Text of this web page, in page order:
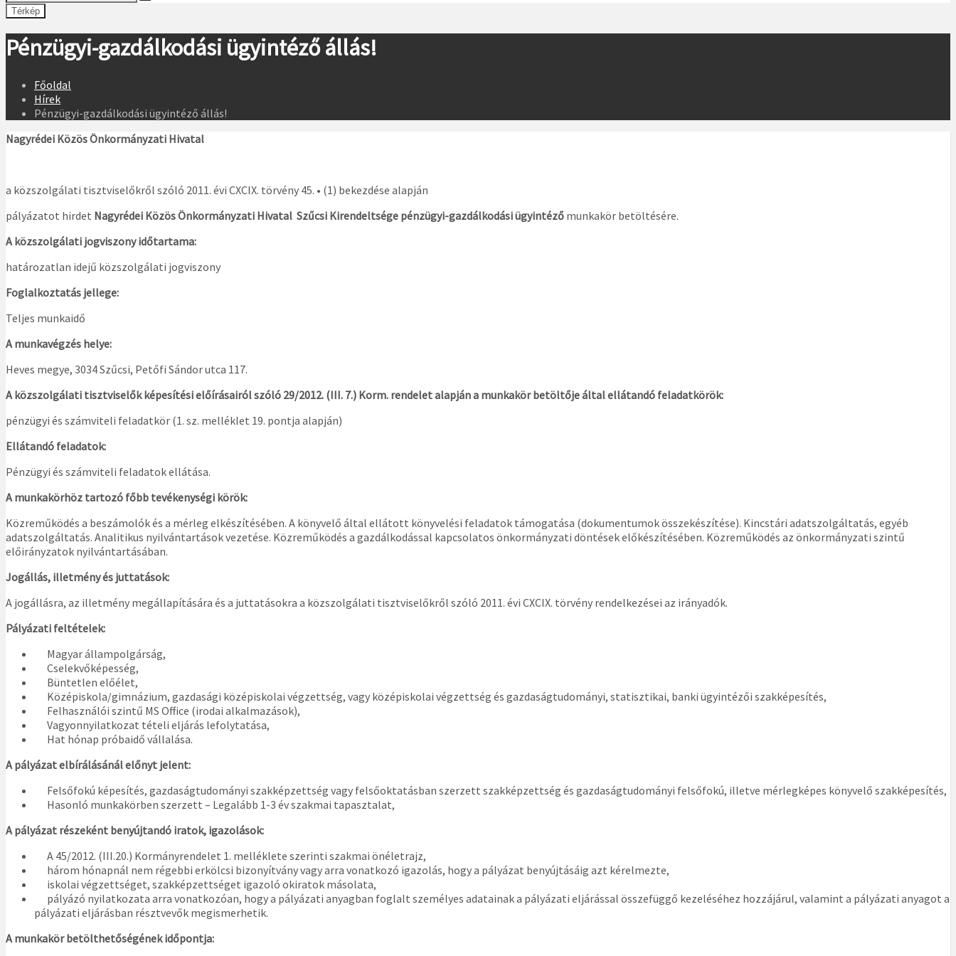
Térkép
Pénzügyi-gazdálkodási ügyintéző állás!
Főoldal
Hírek
Pénzügyi-gazdálkodási ügyintéző állás!
Nagyrédei Közös Önkormányzati Hivatal
a közszolgálati tisztviselőkről szóló 2011. évi CXCIX. törvény 45. • (1) bekezdése alapján
pályázatot hirdet Nagyrédei Közös Önkormányzati Hivatal Szűcsi Kirendeltsége pénzügyi-gazdálkodási ügyintéző munkakör betöltésére.
A közszolgálati jogviszony időtartama:
határozatlan idejű közszolgálati jogviszony
Foglalkoztatás jellege:
Teljes munkaidő
A munkavégzés helye:
Heves megye, 3034 Szűcsi, Petőfi Sándor utca 117.
A közszolgálati tisztviselők képesítési előírásairól szóló 29/2012. (III. 7.) Korm. rendelet alapján a munkakör betöltője által ellátandó feladatkörök:
pénzügyi és számviteli feladatkör (1. sz. melléklet 19. pontja alapján)
Ellátandó feladatok:
Pénzügyi és számviteli feladatok ellátása.
A munkakörhöz tartozó főbb tevékenységi körök:
Közreműködés a beszámolók és a mérleg elkészítésében. A könyvelő által ellátott könyvelési feladatok támogatása (dokumentumok összekészítése). Kincstári adatszolgáltatás, egyéb
adatszolgáltatás. Analitikus nyilvántartások vezetése. Közreműködés a gazdálkodással kapcsolatos önkormányzati döntések előkészítésében. Közreműködés az önkormányzati szintű
előirányzatok nyilvántartásában.
Jogállás, illetmény és juttatások:
A jogállásra, az illetmény megállapítására és a juttatásokra a közszolgálati tisztviselőkről szóló 2011. évi CXCIX. törvény rendelkezései az irányadók.
Pályázati feltételek:
Magyar állampolgárság,
Cselekvőképesség,
Büntetlen előélet,
Középiskola/gimnázium, gazdasági középiskolai végzettség, vagy középiskolai végzettség és gazdaságtudományi, statisztikai, banki ügyintézői szakképesítés,
Felhasználói szintű MS Office (irodai alkalmazások),
Vagyonnyilatkozat tételi eljárás lefolytatása,
Hat hónap próbaidő vállalása.
A pályázat elbírálásánál előnyt jelent:
Felsőfokú képesítés, gazdaságtudományi szakképzettség vagy felsőoktatásban szerzett szakképzettség és gazdaságtudományi felsőfokú, illetve mérlegképes könyvelő szakképesítés,
Hasonló munkakörben szerzett – Legalább 1-3 év szakmai tapasztalat,
A pályázat részeként benyújtandó iratok, igazolások:
A 45/2012. (III.20.) Kormányrendelet 1. melléklete szerinti szakmai önéletrajz,
három hónapnál nem régebbi erkölcsi bizonyítvány vagy arra vonatkozó igazolás, hogy a pályázat benyújtásáig azt kérelmezte,
iskolai végzettséget, szakképzettséget igazoló okiratok másolata,
pályázó nyilatkozata arra vonatkozóan, hogy a pályázati anyagban foglalt személyes adatainak a pályázati eljárással összefüggő kezeléséhez hozzájárul, valamint a pályázati anyagot a
pályázati eljárásban résztvevők megismerhetik.
A munkakör betölthetőségének időpontja: